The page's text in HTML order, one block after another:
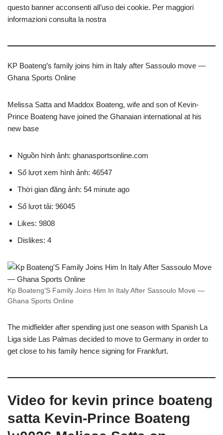
questo banner acconsenti all’uso dei cookie. Per maggiori
informazioni consulta la nostra
KP Boateng’s family joins him in Italy after Sassoulo move —
Ghana Sports Online
Melissa Satta and Maddox Boateng, wife and son of Kevin-
Prince Boateng have joined the Ghanaian international at his
new base
Nguồn hình ảnh: ghanasportsonline.com
Số lượt xem hình ảnh: 46547
Thời gian đăng ảnh: 54 minute ago
Số lượt tải: 96045
Likes: 9808
Dislikes: 4
Kp Boateng’S Family Joins Him In Italy After Sassoulo Move —
Ghana Sports Online
The midfielder after spending just one season with Spanish La
Liga side Las Palmas decided to move to Germany in order to
get close to his family hence signing for Frankfurt.
Video for kevin prince boateng
satta Kevin-Prince Boateng